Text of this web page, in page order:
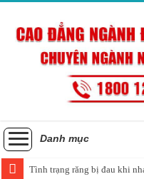
Danh mục
Tình trạng răng bị đau khi